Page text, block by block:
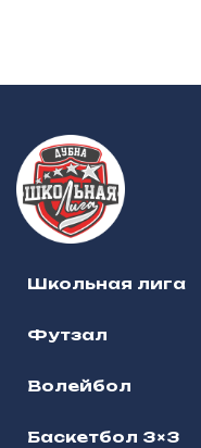
Школьная лига
Футзал
Волейбол
Баскетбол 3×3